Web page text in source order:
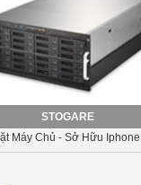
STOGARE
Máy Chủ - Sở Hữu